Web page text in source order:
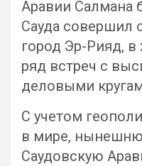
Аравии Салмана
Сауда совершил
город Эр-Рияд, в
ряд встреч с
деловыми
С учетом
в мире,
Саудовскую